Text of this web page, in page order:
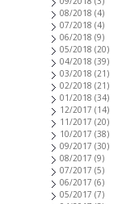
08/2018 (4)
07/2018 (4)
06/2018 (9)
05/2018 (20)
04/2018 (39)
03/2018 (21)
02/2018 (21)
01/2018 (34)
12/2017 (14)
11/2017 (20)
10/2017 (38)
09/2017 (30)
08/2017 (9)
07/2017 (5)
06/2017 (6)
05/2017 (7)